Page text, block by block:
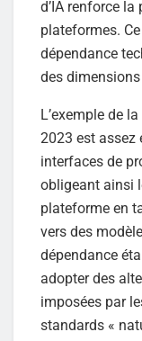
d’IA renforce
plateformes.
dépendance
des
L’exemple de
2023 est assez
interfaces de
obligeant ainsi
plateforme en
vers des
dépendance
adopter des
imposées par
standards «